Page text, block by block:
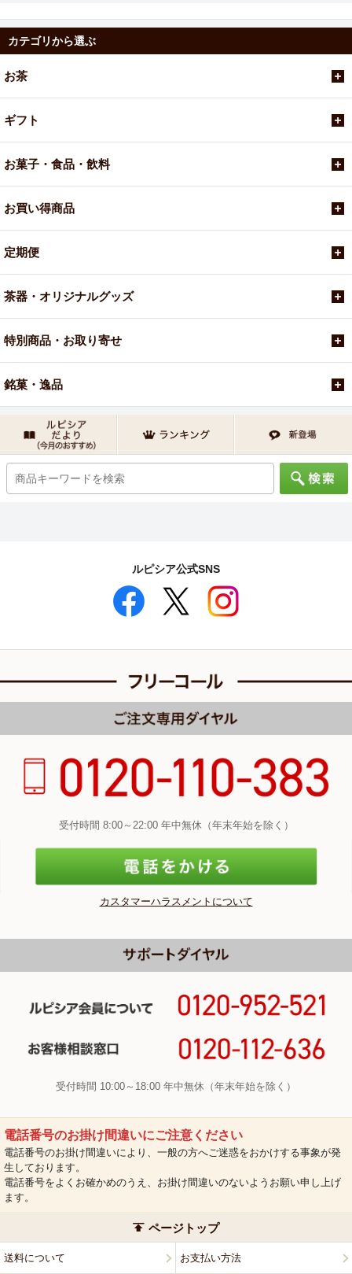
カテゴリから選ぶ
お茶
ギフト
お菓子・食品・飲料
お買い得商品
定期便
茶器・オリジナルグッズ
特別商品・お取り寄せ
銘菓・逸品
ルピシア公式SNS
受付時間 8:00～22:00 年中無休（年末年始を除く）
カスタマーハラスメントについて
受付時間 10:00～18:00 年中無休（年末年始を除く）
電話番号のお掛け間違いにご注意ください
電話番号のお掛け間違いにより、一般の方へご迷惑をおかけする事象が発
生しております。
電話番号をよくお確かめのうえ、お掛け間違いのないようお願い申し上げ
ます。
ページトップ
送料について お支払い方法